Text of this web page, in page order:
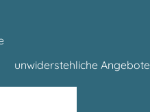
unwiderstehliche Angebote